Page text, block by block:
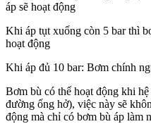
áp sẽ hoạt động
Khi áp tụt xuống còn 5 bar thì
hoạt động
Khi áp đủ 10 bar: Bơm chính
Bơm bù có thể hoạt động khi
đường ống hở), việc này sẽ
động mà chỉ có bơm bù áp làm